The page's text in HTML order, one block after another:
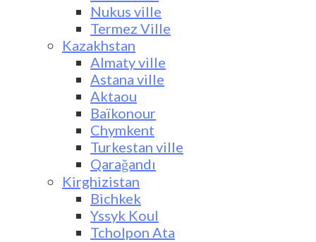
Nukus ville
Termez Ville
Kazakhstan
Almaty ville
Astana ville
Aktaou
Baïkonour
Chymkent
Turkestan ville
Qarağandı
Kirghizistan
Bichkek
Yssyk Koul
Tcholpon Ata